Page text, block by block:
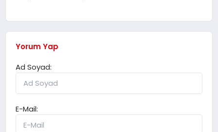
Yorum Yap
Ad Soyad:
E-Mail: